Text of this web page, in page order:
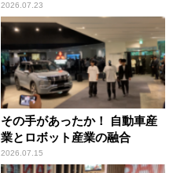
2026.07.23
その手があったか！ 自動車産
業とロボット産業の融合
2026.07.15